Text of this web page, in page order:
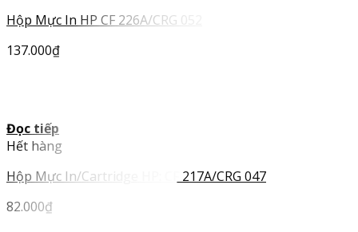
Hộp Mực In HP CF 226A/CRG 052
137.000₫
Đọc tiếp
Hết hàng
Hộp Mực In/Cartridge HP: CF 217A/CRG 047
82.000₫